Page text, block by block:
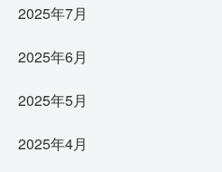
2025年7月
2025年6月
2025年5月
2025年4月